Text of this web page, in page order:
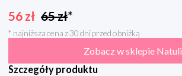
56 zł 65zł*
* najniższa cena z 30 dni przed obniżką
Zobacz w sklepie Natuli
Szczegóły produktu